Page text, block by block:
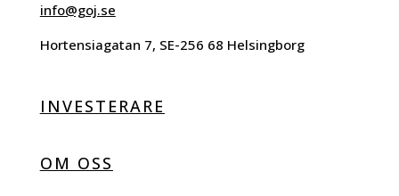
info@goj.se
Hortensiagatan 7, SE-256 68 Helsingborg
INVESTERARE
OM OSS